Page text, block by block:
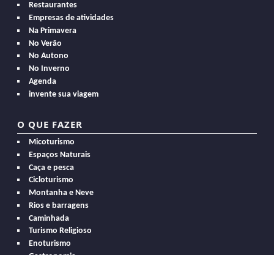
Restaurantes
Empresas de atividades
Na Primavera
No Verão
No Autono
No Inverno
Agenda
invente sua viagem
O QUE FAZER
Micoturismo
Espaços Naturais
Caça e pesca
Cicloturismo
Montanha e Neve
Rios e barragens
Caminhada
Turismo Religioso
Enoturismo